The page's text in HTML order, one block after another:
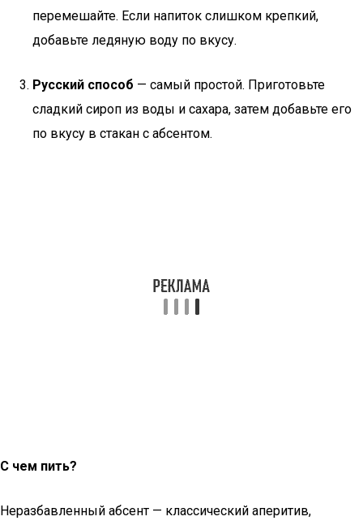
перемешайте. Если напиток слишком крепкий,
добавьте ледяную воду по вкусу.
Русский способ — самый простой. Приготовьте
сладкий сироп из воды и сахара, затем добавьте его
по вкусу в стакан с абсентом.
С чем пить?
Неразбавленный абсент — классический аперитив,